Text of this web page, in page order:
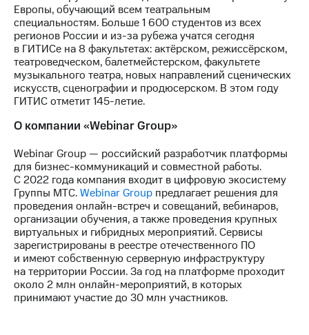
Европы, обучающий всем театральным
специальностям. Больше 1 600 студентов из всех
регионов России и из-за рубежа учатся сегодня
в ГИТИСе на 8 факультетах: актёрском, режиссёрском,
театроведческом, балетмейстерском, факультете
музыкального театра, новых направлений сценических
искусств, сценографии и продюсерском. В этом году
ГИТИС отметит 145-летие.
О компании «Webinar Group»
Webinar Group — российский разработчик платформы
для бизнес-коммуникаций и совместной работы.
С 2022 года компания входит в цифровую экосистему
Группы МТС.Webinar Group предлагает решения для
проведения онлайн-встреч и совещаний, вебинаров,
организации обучения, а также проведения крупных
виртуальных и гибридных мероприятий. Сервисы
зарегистрированы в реестре отечественного ПО
и имеют собственную серверную инфраструктуру
на территории России. За год на платформе проходит
около 2 млн онлайн-мероприятий, в которых
принимают участие до 30 млн участников.